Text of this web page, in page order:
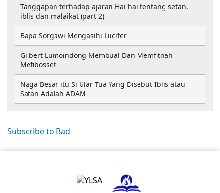
Subscribe to Bad
Tanggapan terhadap ajaran Hai hai tentang setan,
iblis dan malaikat (part 2)
Bapa Sorgawi Mengasihi Lucifer
Gilbert Lumoindong Membual Dan Memfitnah
Mefibosset
Naga Besar itu Si Ular Tua Yang Disebut Iblis atau
Satan Adalah ADAM